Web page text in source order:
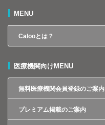
MENU
Calooとは？
医療機関向けMENU
無料医療機関会員登録のご案内
プレミアム掲載のご案内